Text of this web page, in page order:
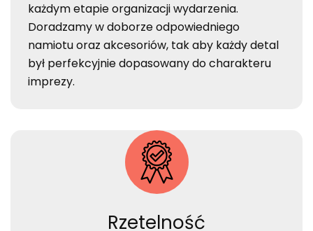
każdym etapie organizacji wydarzenia.
Doradzamy w doborze odpowiedniego
namiotu oraz akcesoriów, tak aby każdy detal
był perfekcyjnie dopasowany do charakteru
imprezy.
Rzetelność